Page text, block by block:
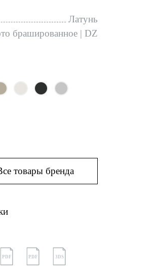
Латунь
брашированное | DZ
товары бренда
PDF PDF 3DS